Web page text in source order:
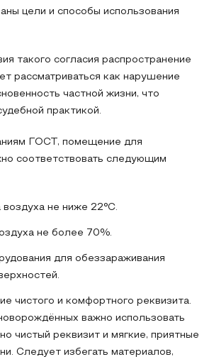
цели и способы использования
такого согласия распространение
рассматриваться как нарушение
частной жизни, что
практикой.
ГОСТ, помещение для
соответствовать следующим
воздуха не ниже 22°C.
не более 70%.
для обеззараживания
чистого и комфортного реквизита.
важно использовать
чистый реквизит и мягкие, приятные
Следует избегать материалов,